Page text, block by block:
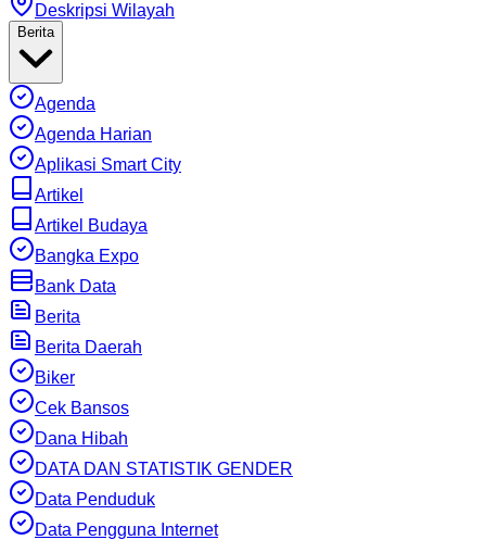
Deskripsi Wilayah
Berita
Agenda
Agenda Harian
Aplikasi Smart City
Artikel
Artikel Budaya
Bangka Expo
Bank Data
Berita
Berita Daerah
Biker
Cek Bansos
Dana Hibah
DATA DAN STATISTIK GENDER
Data Penduduk
Data Pengguna Internet